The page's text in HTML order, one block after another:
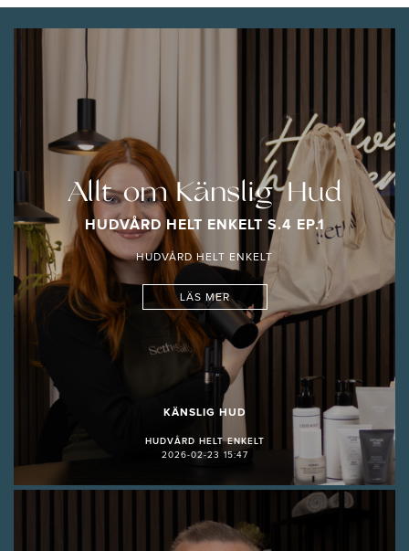
Allt om Känslig Hud
HUDVÅRD HELT ENKELT S.4 EP.1
HUDVÅRD HELT ENKELT
LÄS MER
KÄNSLIG HUD
HUDVÅRD HELT ENKELT
2026-02-23 15:47